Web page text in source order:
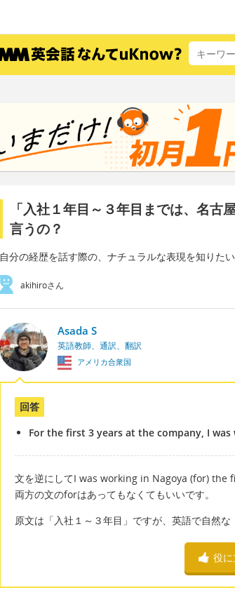
「入社１年目～３年目までは、名古
言うの？
自分の経歴を話す際の、ナチュラルな表現を知りたい
akihiroさん
Asada S
英語教師、通訳、翻訳
アメリカ合衆国
回答
For the first 3 years at the company, I was
文を逆にしてI was working in Nagoya (for) the
両方の文のforはあってもなくてもいいです。
原文は「入社１～３年目」ですが、英語で自然な
役